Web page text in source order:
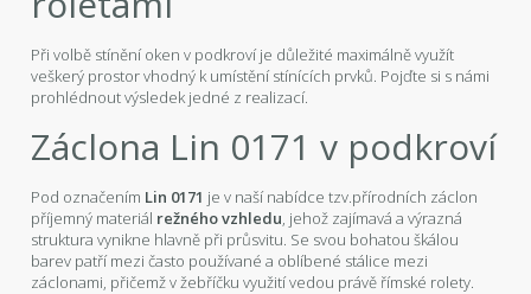
Při volbě stínění oken v podkroví je důležité maximálně využít
veškerý prostor vhodný k umístění stínících prvků. Pojďte si s námi
prohlédnout výsledek jedné z realizací.
Záclona Lin 0171 v podkroví
Pod označením Lin 0171 je v naší nabídce tzv.přírodních záclon
příjemný materiál režnéhovzhledu, jehož zajímavá a výrazná
struktura vynikne hlavně při průsvitu. Se svou bohatou škálou
barev patří mezi často používané a oblíbené stálice mezi
záclonami, přičemž v žebříčku využití vedou právě římské rolety.